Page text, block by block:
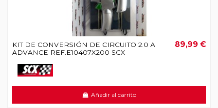
KIT DE CONVERSIÓN DE CIRCUITO 2.0 A
ADVANCE REF.E10407X200 SCX
89,99 €
Añadir al carrito